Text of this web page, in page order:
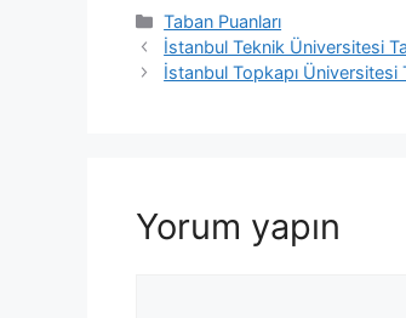
Kategoriler
Taban Puanları
İstanbul Teknik Üniversitesi
İstanbul Topkapı Üniversitesi
Yorum yapın